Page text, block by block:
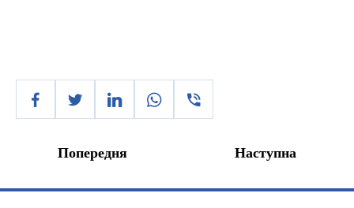
Попередня Наступна